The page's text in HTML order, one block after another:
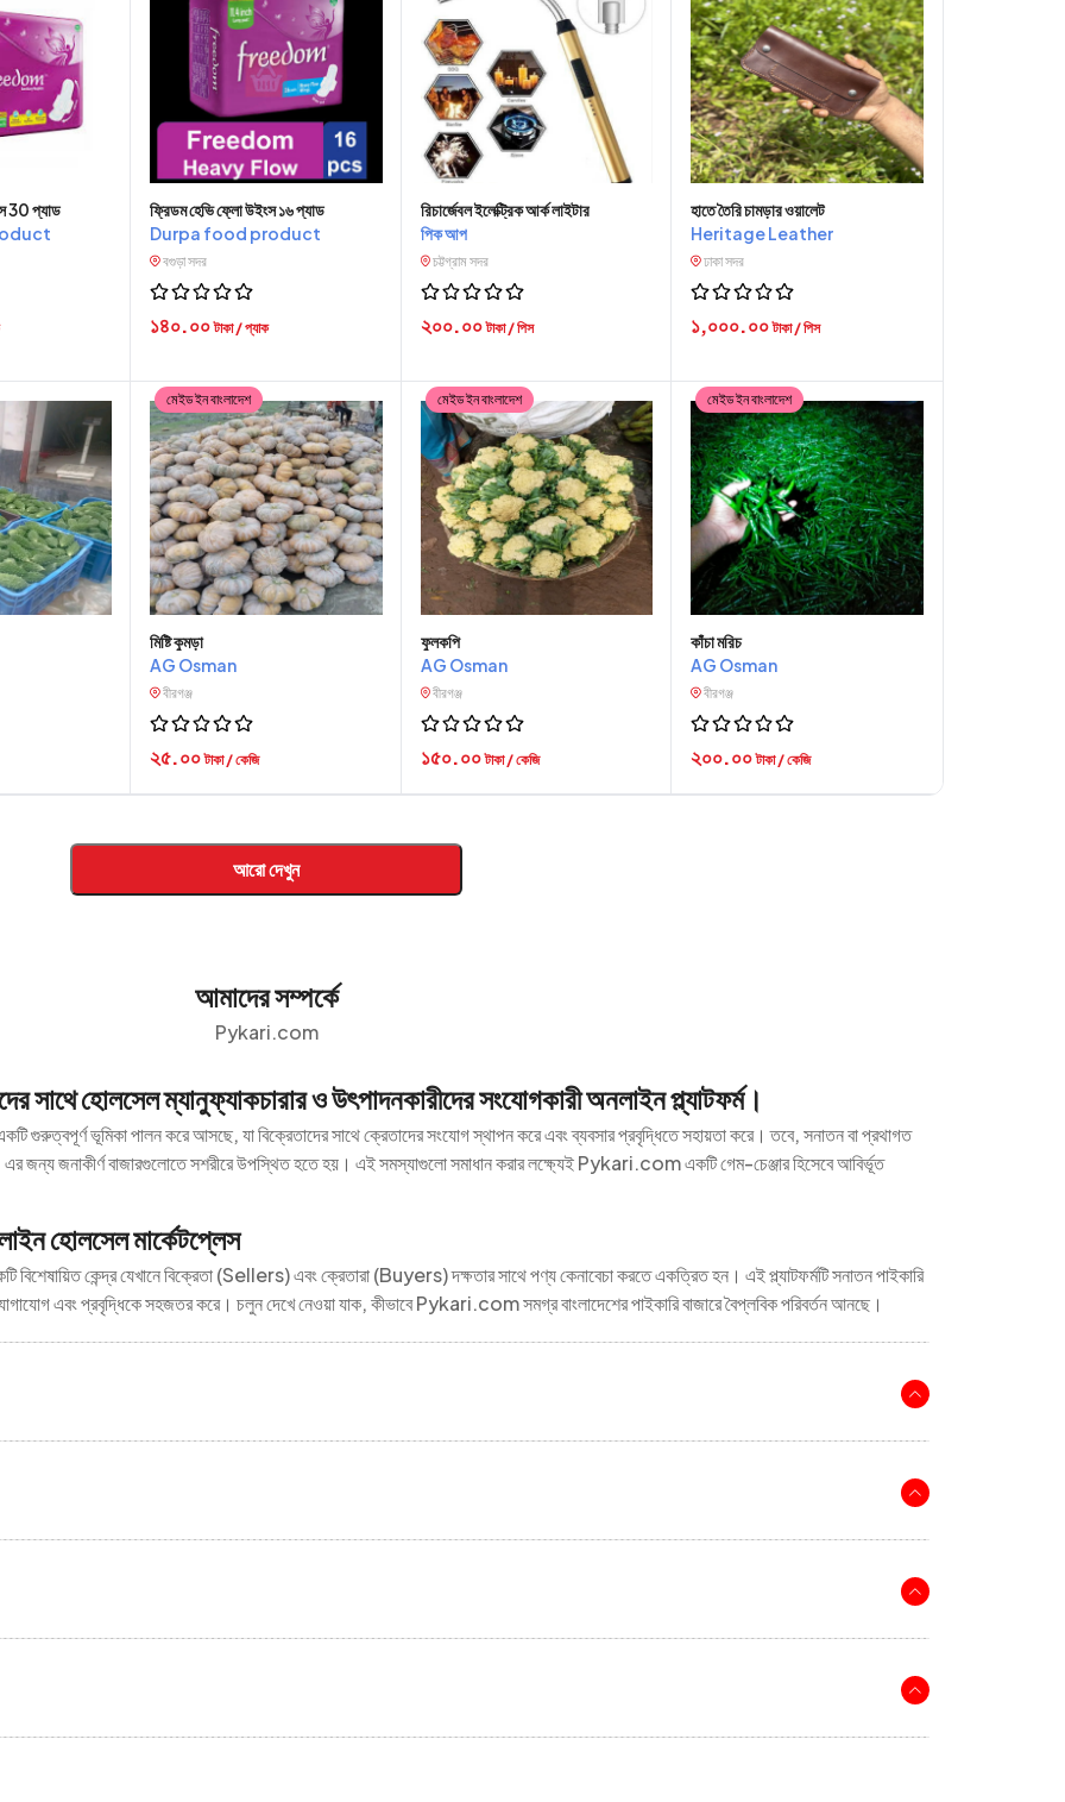
30 প্যাড
ফ্রিডম হেভি ফ্লো উইংস ১৬ প্যাড
Durpa food product
বগুড়া সদর
১৪০.০০টাকা / প্যাক
রিচার্জেবল ইলেক্ট্রিক আর্ক লাইটার
পিক আপ
চট্টগ্রাম সদর
২০০.০০টাকা / পিস
হাতে তৈরি চামড়ার ওয়ালেট
Heritage Leather
ঢাকা সদর
১,০০০.০০টাকা / পিস
মেইড ইন বাংলাদেশ
মিষ্টি কুমড়া
AG Osman
বীরগঞ্জ
২৫.০০টাকা / কেজি
মেইড ইন বাংলাদেশ
ফুলকপি
AG Osman
বীরগঞ্জ
১৫০.০০টাকা / কেজি
মেইড ইন বাংলাদেশ
কাঁচা মরিচ
AG Osman
বীরগঞ্জ
২০০.০০টাকা / কেজি
আরো দেখুন
আমাদের সম্পর্কে
Pykari.com
সাথে হোলসেল ম্যানুফ্যাকচারার ও উৎপাদনকারীদের সংযোগকারী অনলাইন প্ল্যাটফর্ম।
একটি গুরুত্বপূর্ণ ভূমিকা পালন করে আসছে, যা বিক্রেতাদের সাথে ক্রেতাদের সংযোগ স্থাপন করে এবং ব্যবসার প্রবৃদ্ধিতে সহায়তা করে। তবে, সনাতন বা প্রথাগত
এর জন্য জনাকীর্ণ বাজারগুলোতে সশরীরে উপস্থিত হতে হয়। এই সমস্যাগুলো সমাধান করার লক্ষ্যেই Pykari.com একটি গেম-চেঞ্জার হিসেবে আবির্ভূত
হোলসেল মার্কেটপ্লেস
কেন্দ্র যেখানে বিক্রেতা (Sellers) এবং ক্রেতারা (Buyers) দক্ষতার সাথে পণ্য কেনাবেচা করতে একত্রিত হন। এই প্ল্যাটফর্মটি সনাতন পাইকারি
এবং প্রবৃদ্ধিকে সহজতর করে। চলুন দেখে নেওয়া যাক, কীভাবে Pykari.com সমগ্র বাংলাদেশের পাইকারি বাজারে বৈপ্লবিক পরিবর্তন আনছে।